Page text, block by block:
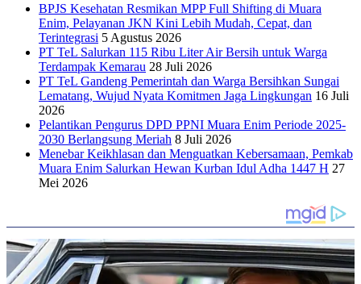
BPJS Kesehatan Resmikan MPP Full Shifting di Muara
Enim, Pelayanan JKN Kini Lebih Mudah, Cepat, dan
Terintegrasi 5 Agustus 2026
PT TeL Salurkan 115 Ribu Liter Air Bersih untuk Warga
Terdampak Kemarau 28 Juli 2026
PT TeL Gandeng Pemerintah dan Warga Bersihkan Sungai
Lematang, Wujud Nyata Komitmen Jaga Lingkungan 16 Juli
2026
Pelantikan Pengurus DPD PPNI Muara Enim Periode 2025-
2030 Berlangsung Meriah 8 Juli 2026
Menebar Keikhlasan dan Menguatkan Kebersamaan, Pemkab
Muara Enim Salurkan Hewan Kurban Idul Adha 1447 H 27
Mei 2026